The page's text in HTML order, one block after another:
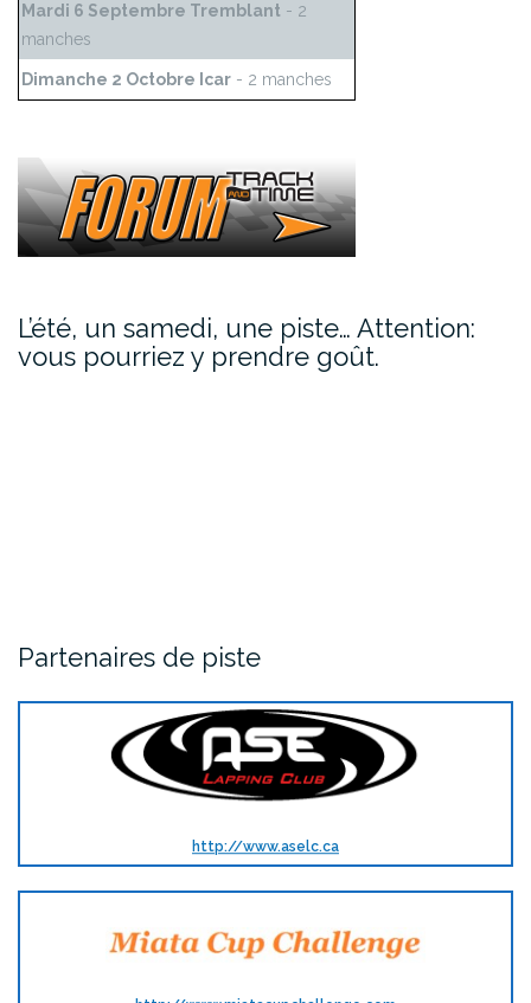
Mardi 6 Septembre Tremblant - 2
manches
Dimanche 2 Octobre Icar - 2 manches
L’été, un samedi, une piste… Attention:
vous pourriez y prendre goût.
Partenaires de piste
http://www.aselc.ca